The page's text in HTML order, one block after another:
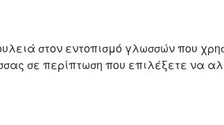
στον εντοπισμό γλωσσών που
σε περίπτωση που επιλέξετε να